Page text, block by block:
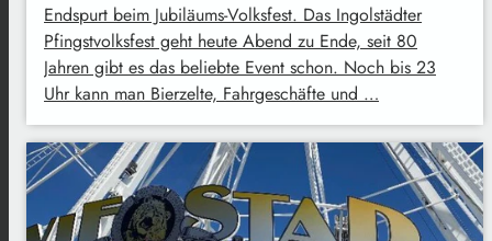
Endspurt beim Jubiläums-Volksfest. Das Ingolstädter
Pfingstvolksfest geht heute Abend zu Ende, seit 80
Jahren gibt es das beliebte Event schon. Noch bis 23
Uhr kann man Bierzelte, Fahrgeschäfte und …